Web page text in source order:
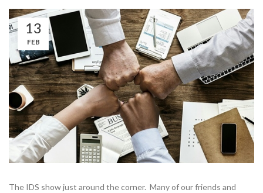
13
FEB
The IDS show just around the corner. Many of our friends and